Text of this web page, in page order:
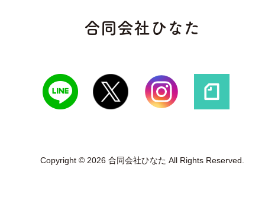
合同会社ひなた
Copyright © 2026 合同会社ひなた All Rights Reserved.